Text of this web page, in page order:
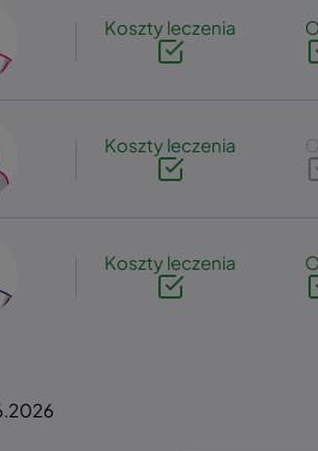
Koszty leczenia
Koszty leczenia
Koszty leczenia